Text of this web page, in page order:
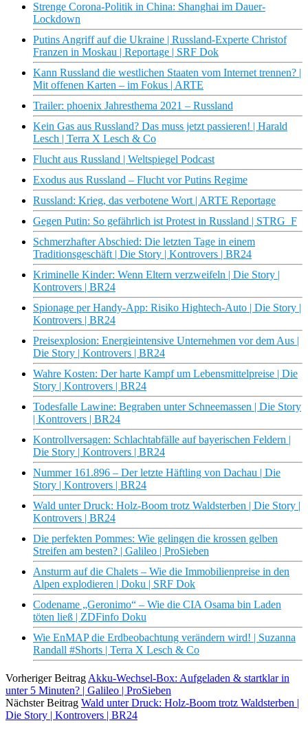
Strenge Corona-Politik in China: Shanghai im Dauer-
Lockdown
Putins Angriff auf die Ukraine | Russland-Experte Christof
Franzen in Moskau | Reportage | SRF Dok
Kann Russland die westlichen Staaten vom Internet trennen? |
Mit offenen Karten – im Fokus | ARTE
Trailer: phoenix Jahresthema 2021 – Russland
Kein Gas aus Russland? Das muss jetzt passieren! | Harald
Lesch | Terra X Lesch & Co
Flucht aus Russland | Weltspiegel Podcast
Exodus aus Russland – Flucht vor Putins Regime
Russland: Krieg, das verbotene Wort | ARTE Reportage
Gegen Putin: So gefährlich ist Protest in Russland | STRG_F
Schmerzhafter Abschied: Die letzten Tage in einem
Traditionsgeschäft | Die Story | Kontrovers | BR24
Kriminelle Kinder: Wenn Eltern verzweifeln | Die Story |
Kontrovers | BR24
Spionage per Handy-App: Risiko Hightech-Auto | Die Story |
Kontrovers | BR24
Preisexplosion: Energieintensive Unternehmen vor dem Aus |
Die Story | Kontrovers | BR24
Wahre Kosten: Der harte Kampf um Lebensmittelpreise | Die
Story | Kontrovers | BR24
Todesfalle Lawine: Begraben unter Schneemassen | Die Story
| Kontrovers | BR24
Kontrollversagen: Schlachtabfälle auf bayerischen Feldern |
Die Story | Kontrovers | BR24
Nummer 161.896 – Der letzte Häftling von Dachau | Die
Story | Kontrovers | BR24
Wald unter Druck: Holz-Boom trotz Waldsterben | Die Story |
Kontrovers | BR24
Die perfekten Pommes: Wie gelingen die krossen gelben
Streifen am besten? | Galileo | ProSieben
Ansturm auf die Chalets – Wie die Immobilienpreise in den
Alpen explodieren | Doku | SRF Dok
Codename „Geronimo“ – Wie die CIA Osama bin Laden
töten ließ | ZDFinfo Doku
Wie EnMAP die Erdbeobachtung verändern wird! | Suzanna
Randall #Shorts | Terra X Lesch & Co
Vorheriger Beitrag Akku-Wechsel-Box: Aufgeladen & startklar in
unter 5 Minuten? | Galileo | ProSieben
Nächster Beitrag Wald unter Druck: Holz-Boom trotz Waldsterben |
Die Story | Kontrovers | BR24